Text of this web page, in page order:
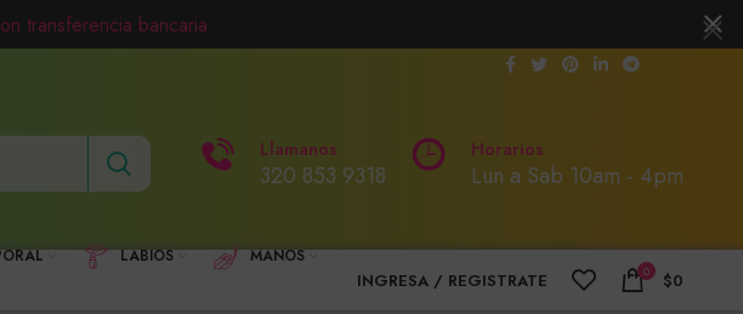
Llamanos
320 853 9318
Horarios
Lun a Sab 10am - 4pm
LABIOS MANOS
INGRESA / REGISTRATE 0 $0
transferencia bancaria